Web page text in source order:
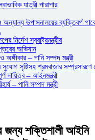
যাত্রী পারাপার
উপাসনালয়ের ব্যক্তিবর্গ
নির্দেশ স্বরাষ্ট্রমন্ত্রীর
অভিযান
– পানি সম্পদ মন্ত্রী
সৃষ্টিসহ শ্রমবাজার সম্প্রসারণে
দায়িত্ব – আইনমন্ত্রী
– পানি সম্পদ মন্ত্রী
জন্য শক্তিশালী আইনি